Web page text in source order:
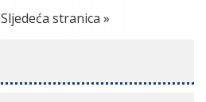
Sljedeća stranica »